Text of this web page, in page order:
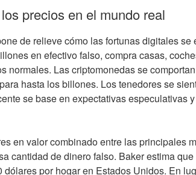
precios en el mundo real
de relieve cómo las fortunas digitales se
en efectivo falso, compra casas,
Las criptomonedas se
hasta los billones. Los tenedores se
se base en expectativas especulativas
en valor combinado entre las principales
cantidad de dinero falso. Baker estima
por hogar en Estados Unidos. En